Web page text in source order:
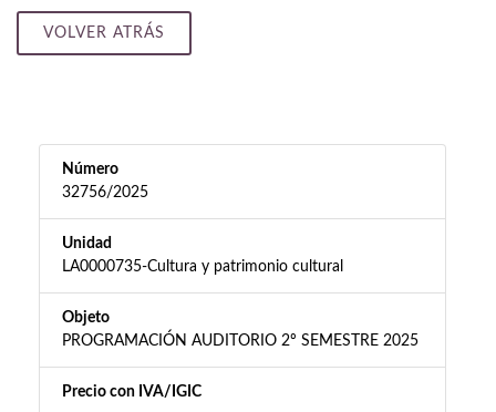
VOLVER ATRÁS
Número
32756/2025
Unidad
LA0000735-Cultura y patrimonio cultural
Objeto
PROGRAMACIÓN AUDITORIO 2º SEMESTRE 2025
Precio con IVA/IGIC